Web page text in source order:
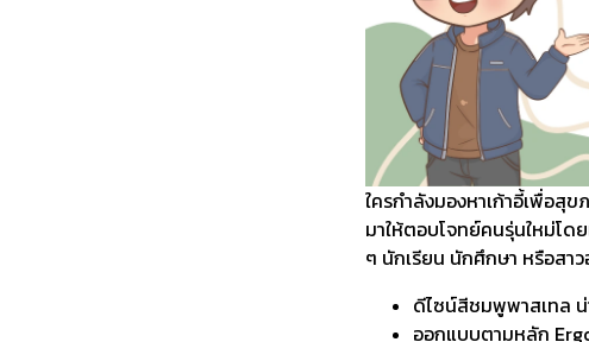
ใครกำลังมองหาเก้าอี้เพื่อสุ
มาให้ตอบโจทย์คนรุ่นใหม่โด
ๆ นักเรียน นักศึกษา หรือสา
ดีไซน์สีชมพูพาสเทล น่
ออกแบบตามหลัก